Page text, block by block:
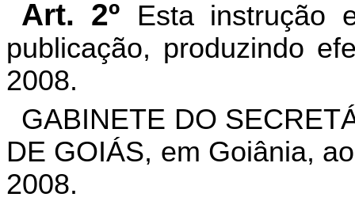
Art. 2º
Esta instrução
publicação, produzindo
2008.
GABINETE DO
DE GOIÁS, em Goiânia,
2008.